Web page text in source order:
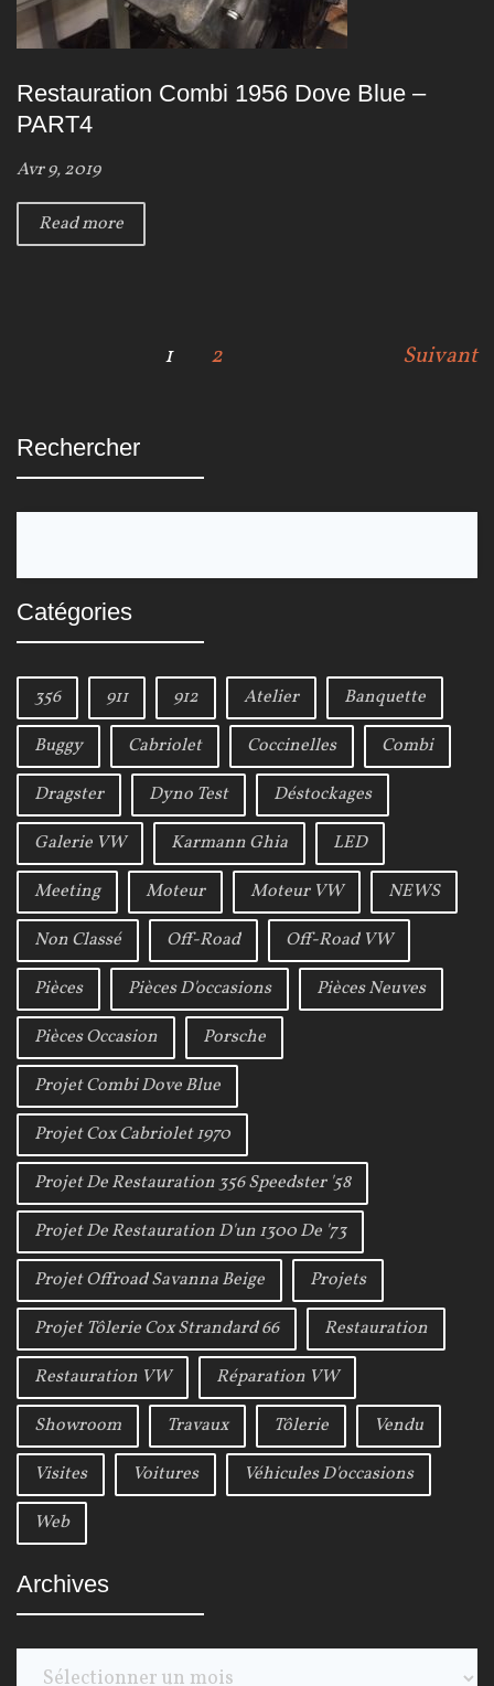
Restauration Combi 1956 Dove Blue –
PART4
Avr 9, 2019
Read more
v
i
a
t
i
o
n
d
e
s
a
r
t
i
c
l
e
s
1 2 Suivant
Rechercher
r
c
h
f
r
Catégories
356 911 912 Atelier
Banquette
Buggy
Cabriolet Coccinelles
Combi
Dragster
Dyno Test
Déstockages
Galerie VW
Karmann Ghia
LED
Meeting
Moteur Moteur VW
NEWS
Non Classé
Off-Road
Off-Road VW
Pièces
Pièces D'occasions
Pièces Neuves
Pièces Occasion
Porsche
Projet Combi Dove Blue
Projet Cox Cabriolet 1970
Projet De Restauration 356 Speedster '58
Projet De Restauration D'un 1300 De '73
Projet Offroad Savanna Beige
Projets
Projet Tôlerie Cox Strandard 66
Restauration
Restauration VW
Réparation VW
Showroom
Travaux Tôlerie
Vendu
Visites
Voitures
Véhicules D'occasions
Web
Archives